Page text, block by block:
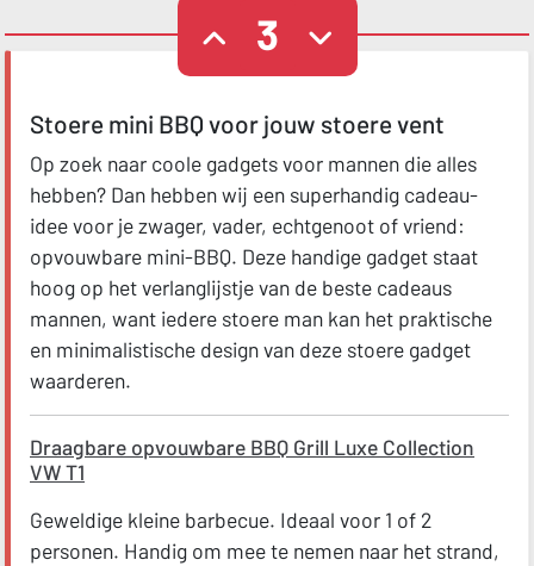
3
Stoere mini BBQ voor jouw stoere vent
Op zoek naar coole gadgets voor mannen die alles
hebben? Dan hebben wij een superhandig cadeau-
idee voor je zwager, vader, echtgenoot of vriend:
opvouwbare mini-BBQ. Deze handige gadget staat
hoog op het verlanglijstje van de beste cadeaus
mannen, want iedere stoere man kan het praktische
en minimalistische design van deze stoere gadget
waarderen.
Draagbare opvouwbare BBQ Grill Luxe Collection
VW T1
Geweldige kleine barbecue. Ideaal voor 1 of 2
personen. Handig om mee te nemen naar het strand,